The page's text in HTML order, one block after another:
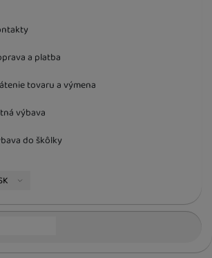
a platba
tovaru a výmena
výbava
do škôlky
Jazyková verzia